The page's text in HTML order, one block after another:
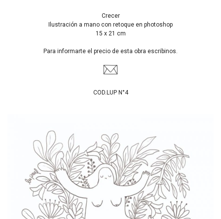
Crecer
Ilustración a mano con retoque en photoshop
15 x 21 cm
Para informarte el precio de esta obra escribinos.
COD.LUP N°4